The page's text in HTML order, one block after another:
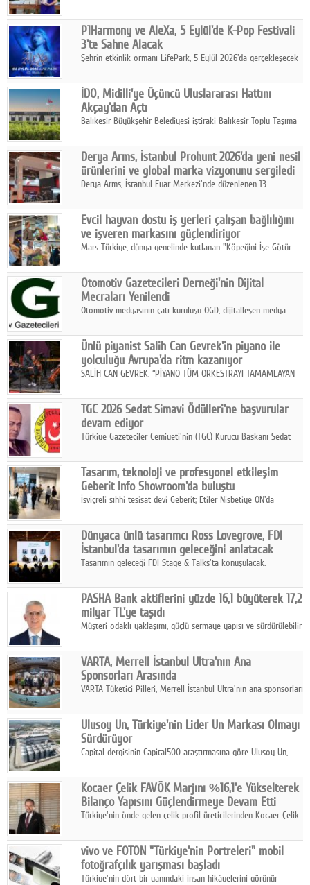
Polemik
Reklam
Yazarlar
Künye
SOSYAL MEDYA
Facebook
Twitter
Google Plus
© 2026 TÜM HAKLARI SAKLIDIR
Diker'in 13. kitabı “Aşk Kütüphanesi” 6 Ağustos'ta Casa dell'Arte
Bodrum'da düzenlenen özel lansmanla okurlarıyla buluştu.
P1Harmony ve AleXa, 5 Eylül'de K-Pop Festivali
3'te Sahne Alacak
Şehrin etkinlik ormanı LifePark, 5 Eylül 2026'da gerçekleşecek
haritasında önemli bir destinasyon haline getirmeye
hazırlanıyor.
İDO, Midilli'ye Üçüncü Uluslararası Hattını
Akçay'dan Açtı
Balıkesir Büyükşehir Belediyesi iştiraki Balıkesir Toplu Taşıma
Midilli hattının resmi açılışı gerçekleştirildi.
Derya Arms, İstanbul Prohunt 2026'da yeni nesil
ürünlerini ve global marka vizyonunu sergiledi
Derya Arms, İstanbul Fuar Merkezi'nde düzenlenen 13.
Fuarı'nda sektör profesyonelleri, iş ortakları, bayiler ve son
kullanıcılarla bir araya geldi.
Evcil hayvan dostu iş yerleri çalışan bağlılığını
ve işveren markasını güçlendiriyor
Mars Türkiye, dünya genelinde kutlanan "Köpeğini İşe Götür
çalışan bağlılığı, iyi olma hali ve işveren markası üzerindeki
etkisine dikkat çekti.
Otomotiv Gazetecileri Derneği'nin Dijital
Mecraları Yenilendi
Otomotiv medyasının çatı kuruluşu OGD, dijitalleşen medya
hedefiyle internet sitesini ve sosyal medya kanallarını yeniledi.
Ünlü piyanist Salih Can Gevrek'in piyano ile
yolculuğu Avrupa'da ritm kazanıyor
SALİH CAN GEVREK: “PİYANO TÜM ORKESTRAYI TAMAMLAYAN
ETKİ YARATIYOR"
TGC 2026 Sedat Simavi Ödülleri'ne başvurular
devam ediyor
Türkiye Gazeteciler Cemiyeti'nin (TGC) Kurucu Başkanı Sedat
Tasarım, teknoloji ve profesyonel etkileşim
Geberit Info Showroom'da buluştu
İsviçreli sıhhi tesisat devi Geberit; Etiler Nisbetiye ON'da
ortaklığıyla özel bir davete ev sahipliği yaptı.
Dünyaca ünlü tasarımcı Ross Lovegrove, FDI
İstanbul'da tasarımın geleceğini anlatacak
Tasarımın geleceği FDI Stage & Talks'ta konuşulacak.
PASHA Bank aktiflerini yüzde 16,1 büyüterek 17,2
milyar TL'ye taşıdı
Müşteri odaklı yaklaşımı, güçlü sermaye yapısı ve sürdürülebilir
yılının ilk yarısında güçlü finansal performansını korudu.
VARTA, Merrell İstanbul Ultra'nın Ana
Sponsorları Arasında
VARTA Tüketici Pilleri, Merrell İstanbul Ultra'nın ana sponsorları
enerjisine güç katıyor.
Ulusoy Un, Türkiye'nin Lider Un Markası Olmayı
Sürdürüyor
Capital dergisinin Capital500 araştırmasına göre Ulusoy Un,
hasılatıyla Türkiye'nin en büyük 83. firması oldu.
Kocaer Çelik FAVÖK Marjını %16,1'e Yükselterek
Bilanço Yapısını Güçlendirmeye Devam Etti
Türkiye'nin önde gelen çelik profil üreticilerinden Kocaer Çelik
Çelik FAVÖK Marjını %16,1'e yükseltti.
vivo ve FOTON "Türkiye'nin Portreleri" mobil
fotoğrafçılık yarışması başladı
Türkiye'nin dört bir yanındaki insan hikâyelerini görünür